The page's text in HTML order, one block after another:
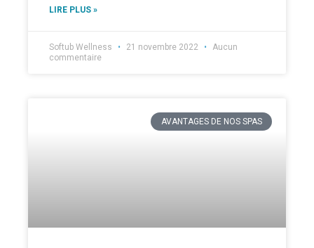
LIRE PLUS »
Softub Wellness 21 novembre 2022
Aucun
commentaire
AVANTAGES DE NOS SPAS